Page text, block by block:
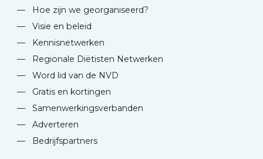
—
Hoe zijn we georganiseerd?
—
Visie en beleid
—
Kennisnetwerken
—
Regionale Diëtisten Netwerken
—
Word lid van de NVD
—
Gratis en kortingen
—
Samenwerkingsverbanden
—
Adverteren
—
Bedrijfspartners